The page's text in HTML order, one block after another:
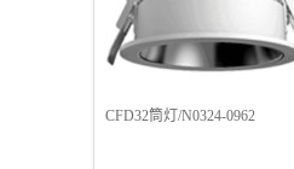
CFD32筒灯/N0324-0962